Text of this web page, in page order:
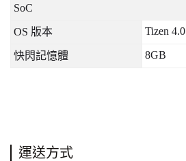
SoC
OS 版本 Tizen 4.0
快閃記憶體 8GB
運送方式